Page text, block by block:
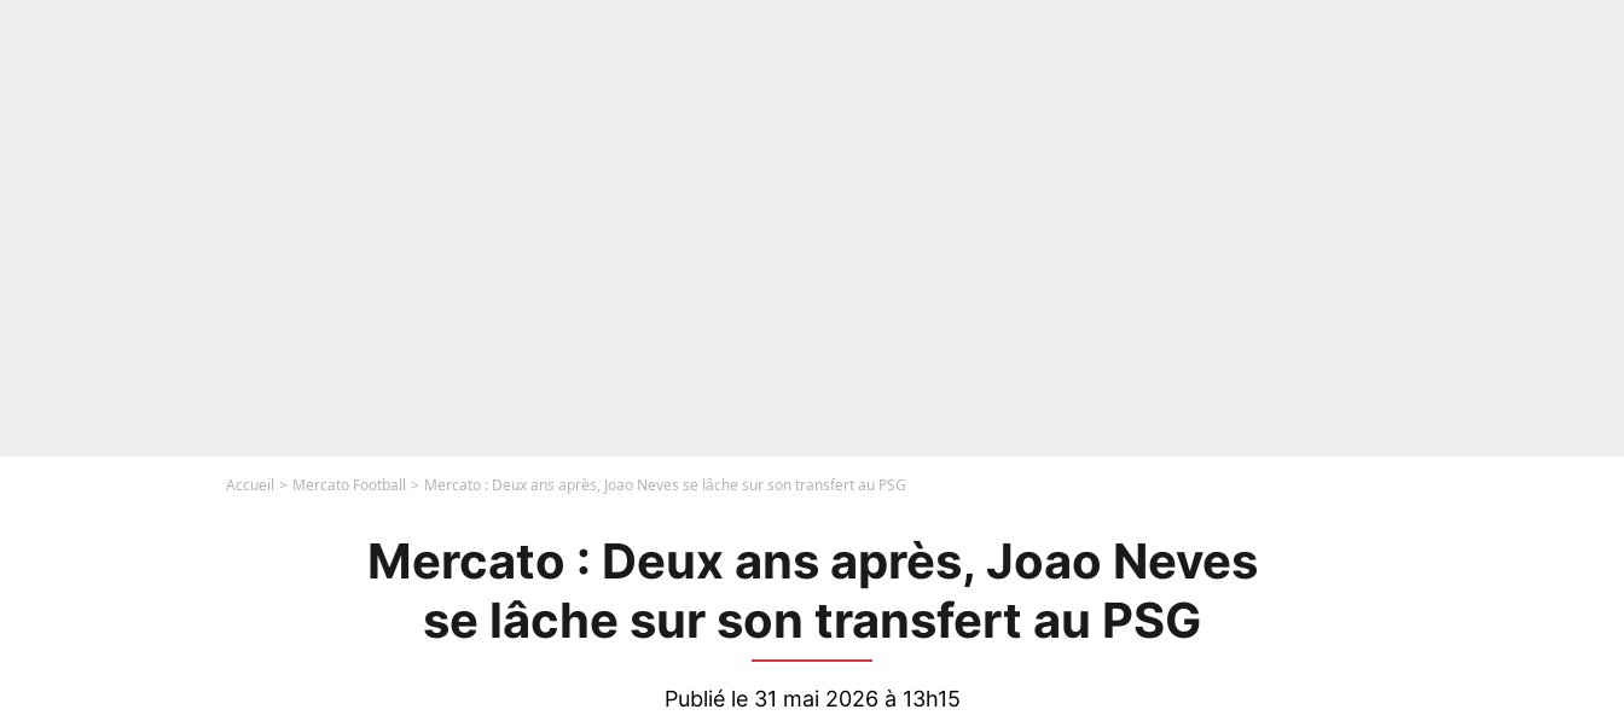
Accueil Mercato Football Mercato : Deux ans après, Joao Neves se lâche sur son transfert au PSG
Mercato : Deux ans après, Joao Neves
se lâche sur son transfert au PSG
Publié le 31 mai 2026 à 13h15